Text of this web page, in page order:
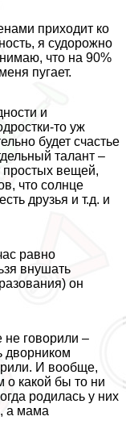
приходит ко
я судорожно
что на 90%
пугает.
и
то уж
будет счастье
талант –
простых вещей,
что солнце
друзья и т.д. и
равно
внушать
он
не говорили –
дворником
И вообще,
о какой бы то ни
родилась у них
а мама